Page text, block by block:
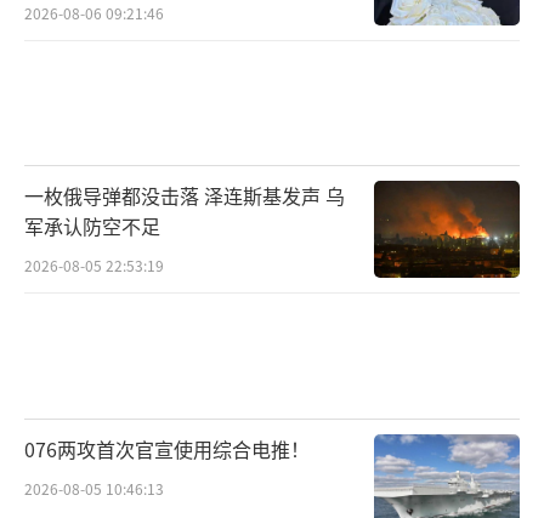
2026-08-06 09:21:46
一枚俄导弹都没击落 泽连斯基发声 乌
军承认防空不足
2026-08-05 22:53:19
076两攻首次官宣使用综合电推！
2026-08-05 10:46:13